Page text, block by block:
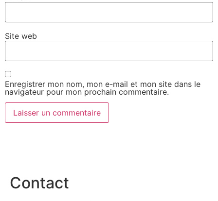
Site web
Enregistrer mon nom, mon e-mail et mon site dans le
navigateur pour mon prochain commentaire.
Contact